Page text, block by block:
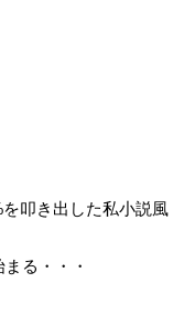
叩き出した私小説風
る・・・